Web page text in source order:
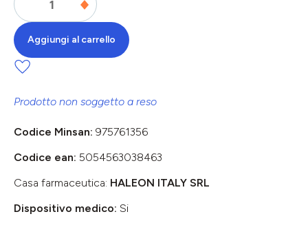
Aggiungi al carrello
Prodotto non soggetto a reso
Codice Minsan: 975761356
Codice ean: 5054563038463
Casa farmaceutica: HALEON ITALY SRL
Dispositivo medico: Si